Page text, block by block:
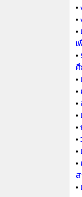
•
•
•
•
•
•
•
•
•
•
•
•
•